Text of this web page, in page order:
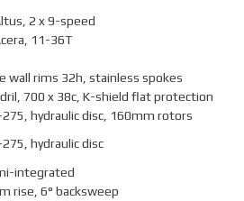
2 x 9-speed
11-36T
wall rims 32h, stainless spokes
700 x 38c, K-shield flat protection
hydraulic disc, 160mm rotors
hydraulic disc
integrated
rise, 6° backsweep